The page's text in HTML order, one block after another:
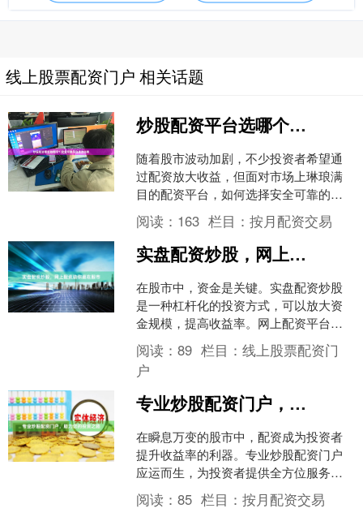
线上股票配资门户 相关话题
炒股配资平台选哪个？安全可靠平台挑选指南
随着股市波动加剧，不少投资者希望通
过配资放大收益，但面对市场上琳琅满
目的配资平台，如何选择安全可靠的合
作伙伴成为首要难题。一个不慎，不仅
可能损失本金，甚至可能陷....
阅读： 163 栏目：按月配资交易
实盘配资炒股，网上配资助你赢在股市
在股市中，资金是关键。实盘配资炒股
是一种杠杆化的投资方式，可以放大资
金规模，提高收益率。网上配资平台为
投资者提供便捷的配资服务股市配资平
台，助你赢在股市。 **....
阅读：89 栏目：线上股票配资门
户
专业炒股配资门户，助力您的投资之路
在瞬息万变的股市中，配资成为投资者
提升收益率的利器。专业炒股配资门户
应运而生，为投资者提供全方位服务配
资炒股配资平台知名，助力其投资之
路。 **一站式服务，满足....
阅读：85 栏目：按月配资交易